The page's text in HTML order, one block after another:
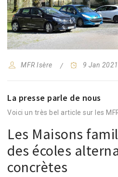
MFR Isère 9 Jan 2021
La presse parle de nous
Voici un très bel article sur les
Les Maisons
des écoles
concrètes